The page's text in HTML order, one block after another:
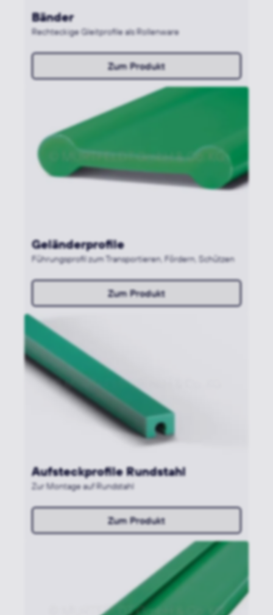
Bänder
Rechteckige Gleitprofile als Rollenware
Zum Produkt
Geländerprofile
Führungsprofil zum Transportieren, Fördern, Schützen
Zum Produkt
Aufsteckprofile Rundstahl
Zur Montage auf Rundstahl
Zum Produkt